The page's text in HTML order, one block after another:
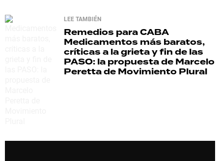
LEE TAMBIÉN
Remedios para CABA
Medicamentos más baratos,
críticas a la grieta y fin de las
PASO: la propuesta de Marcelo
Peretta de Movimiento Plural